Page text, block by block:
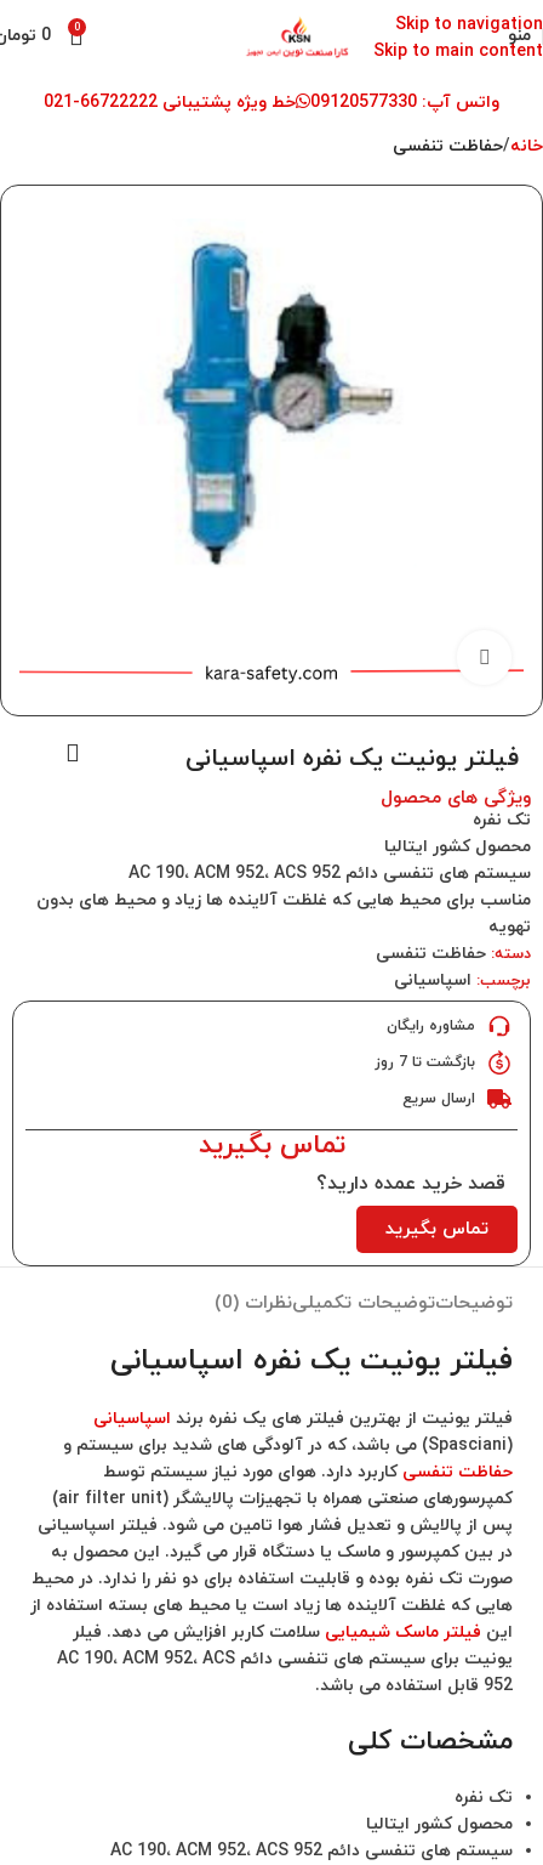
Skip to navigation
Skip to main content
منو 0
0
واتس آپ: 09120577330
خط ویژه پشتیبانی 66722222-021
خانه حفاظت تنفسی
فیلتر یونیت یک نفره اسپاسیانی
ویژگی های محصول
تک نفره
محصول کشور ایتالیا
سیستم های تنفسی دائم AC 190، ACM 952، ACS 952
مناسب برای محیط هایی که غلظت آلاینده ها زیاد و محیط های بدون
تهویه
دسته: حفاظت تنفسی
برچسب: اسپاسیانی
مشاوره رایگان
بازگشت تا 7 روز
ارسال سریع
تماس بگیرید
قصد خرید عمده دارید؟
تماس بگیرید
توضیحاتتوضیحات تکمیلینظرات (0)
فیلتر یونیت یک نفره اسپاسیانی
فیلتر یونیت از بهترین فیلتر های یک نفره برند اسپاسیانی
(Spasciani) می باشد، که در آلودگی های شدید برای سیستم و
حفاظت تنفسی کاربرد دارد. هوای مورد نیاز سیستم توسط
کمپرسورهای صنعتی همراه با تجهیزات پالایشگر (air filter unit)
پس از پالایش و تعدیل فشار هوا تامین می شود. فیلتر اسپاسیانی
در بین کمپرسور و ماسک یا دستگاه قرار می گیرد. این محصول به
صورت تک نفره بوده و قابلیت استفاده برای دو نفر را ندارد. در محیط
هایی که غلظت آلاینده ها زیاد است یا محیط های بسته استفاده از
این فیلتر ماسک شیمیایی سلامت کاربر افزایش می دهد. فیلر
یونیت برای سیستم های تنفسی دائم AC 190، ACM 952، ACS
952 قابل استفاده می باشد.
مشخصات کلی
تک نفره
محصول کشور ایتالیا
سیستم های تنفسی دائم AC 190، ACM 952، ACS 952